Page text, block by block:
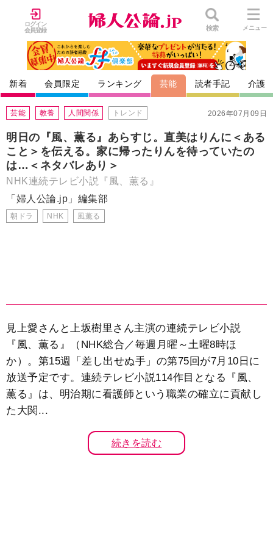
ログイン
会員登録
検索 メニュー
新着 会員限定 ランキング 芸能 読者手記 介護
2026年07月09日
芸能 教養 人間関係 トレンド
明日の『風、薫る』あらすじ。直美はりんに＜ある
こと＞を伝える。家に帰ったりんを待っていたの
は…＜ネタバレあり＞
NHK連続テレビ小説『風、薫る』
「婦人公論.jp」編集部
朝ドラ NHK 風薫る
見上愛さんと上坂樹里さん主演の連続テレビ小説
『風、薫る』（NHK総合／毎週月曜～土曜8時ほ
か）。第15週「差し出せぬ手」の第75回が7月10日に
放送予定です。連続テレビ小説114作目となる『風、
薫る』は、明治期に看護師という職業の確立に貢献し
た大関...
続きを読む